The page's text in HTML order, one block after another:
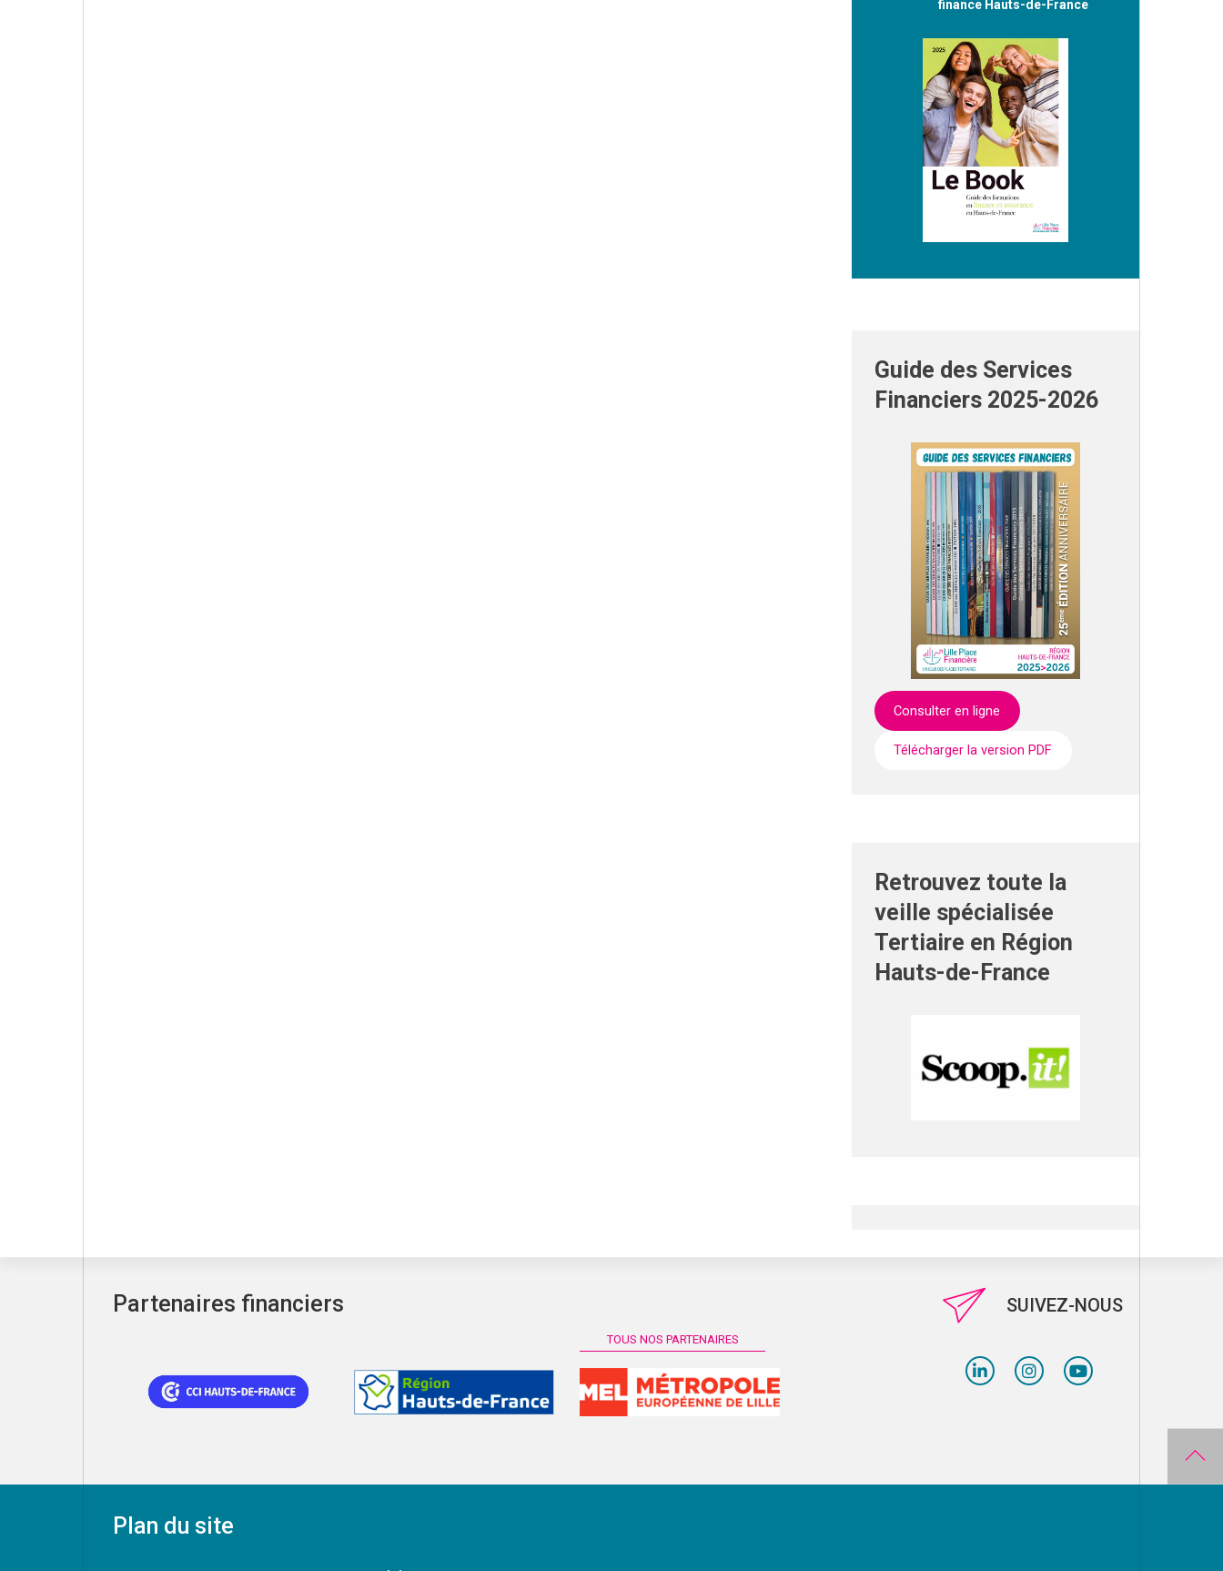
finance Hauts-de-France
Guide des Services
Financiers 2025-2026
Consulter en ligne
Télécharger la version PDF
Retrouvez toute la
veille spécialisée
Tertiaire en Région
Hauts-de-France
Partenaires financiers
TOUS NOS PARTENAIRES
SUIVEZ-NOUS
Plan du site